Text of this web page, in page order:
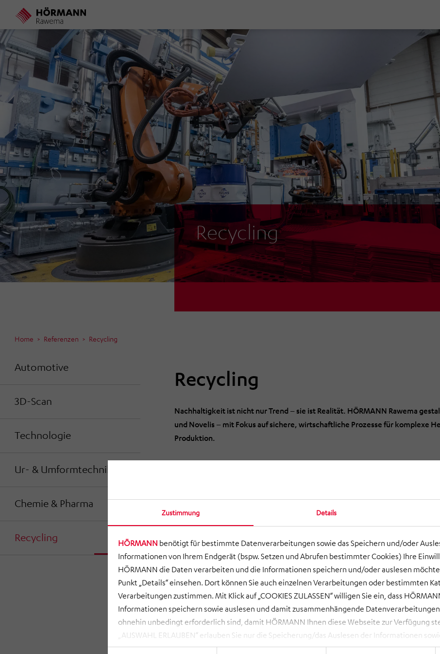
Zustimmung Details
HÖRMANN benötigt für bestimmte Datenverarbeitungen sowie das Speichern und/oder
Informationen von Ihrem Endgerät (bspw. Setzen und Abrufen bestimmter Cookies) Ihre
HÖRMANN die Daten verarbeiten und die Informationen speichern und/oder auslesen
Punkt „Details“ einsehen. Dort können Sie auch einzelnen Verarbeitungen oder bestimmten
Verarbeitungen zustimmen. Mit Klick auf „COOKIES ZULASSEN“ willigen Sie ein, dass
Informationen speichern sowie auslesen und damit zusammenhängende
ohnehin unbedingt erforderlich sind, damit HÖRMANN Ihnen diese Webseite zur Verfügung
„AUSWAHL ERLAUBEN“ erlauben Sie nur die Speicherung/das Auslesen der Informationen
zusammenhängenden Datenverarbeitungen, die Sie aktiv ausgewählt haben. Eine Anpassung
Inhalt
Recycling
Home Referenzen Recycling
Automotive
3D-Scan
Technologie
Ur- & Umformtechnik
Chemie & Pharma
Recycling
Recycling
Nachhaltigkeit ist nicht nur Trend – sie ist Realität. HÖRMANN Rawema
und Novelis – mit Fokus auf sichere, wirtschaftliche Prozesse für komplexe
Produktion.
Studie für Produktionserweiterung &
Beratung zur
Organisationsentwicklung
GS Bavaria GmbH